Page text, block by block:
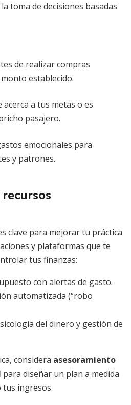
toma de decisiones basadas
de realizar compras
establecido.
acerca a tus metas o es
pasajero.
emocionales para
y patrones.
clave para mejorar tu práctica
y plataformas que te
tus finanzas:
con alertas de gasto.
automatizada (“robo
del dinero y gestión de
considera asesoramiento
para diseñar un plan a medida
tus ingresos.